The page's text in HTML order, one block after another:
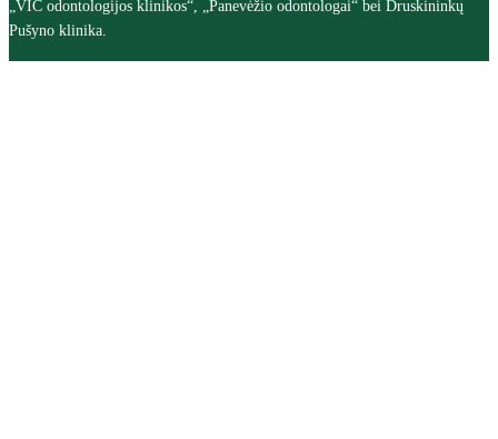
„VIC odontologijos klinikos“, „Panevėžio odontologai“ bei Druskininkų
Pušyno klinika.